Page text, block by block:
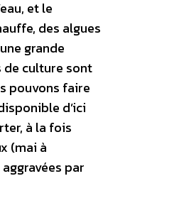
et le
des algues
grande
de culture sont
pouvons faire
d’ici
à la fois
(mai à
par